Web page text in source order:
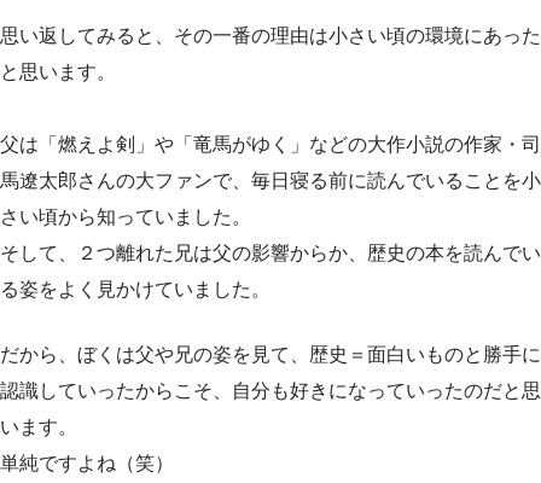
思い返してみると、その一番の理由は小さい頃の環境にあった
と思います。
父は「燃えよ剣」や「竜馬がゆく」などの大作小説の作家・司
馬遼太郎さんの大ファンで、毎日寝る前に読んでいることを小
さい頃から知っていました。
そして、２つ離れた兄は父の影響からか、歴史の本を読んでい
る姿をよく見かけていました。
だから、ぼくは父や兄の姿を見て、歴史＝面白いものと勝手に
認識していったからこそ、自分も好きになっていったのだと思
います。
単純ですよね（笑）